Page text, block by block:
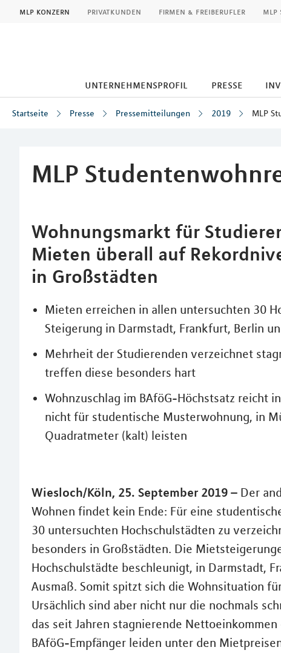
mlp konzern privatkunden firmen & freiberufler mlp
unternehmensprofil presse
Startseite Presse Pressemitteilungen 2019 MLP
MLP
Wohnungsmarkt für
Mieten überall auf
in Großstädten
Mieten erreichen in allen untersuchten 30
Steigerung in Darmstadt, Frankfurt, Berlin
Mehrheit der Studierenden verzeichnet
treffen diese besonders hart
Wohnzuschlag im BAföG-Höchstsatz reicht
nicht für studentische Musterwohnung, in
Quadratmeter (kalt) leisten
Wiesloch/Köln, 25. September 2019 – Der
Wohnen findet kein Ende: Für eine
30 untersuchten Hochschulstädten zu
besonders in Großstädten. Die
Hochschulstädte beschleunigt, in Darmstadt,
Ausmaß. Somit spitzt sich die Wohnsituation
Ursächlich sind aber nicht nur die nochmals
das seit Jahren stagnierende
BAföG-Empfänger leiden unter den